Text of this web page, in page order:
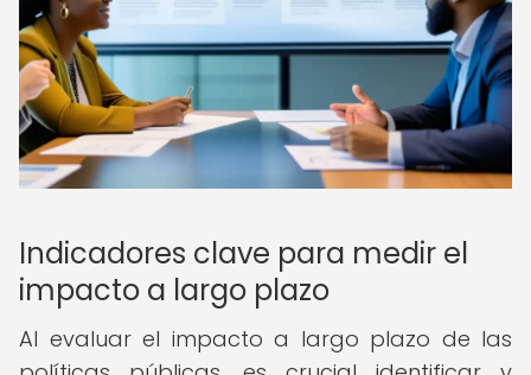
Indicadores clave para medir el
impacto a largo plazo
Al evaluar el impacto a largo plazo de las